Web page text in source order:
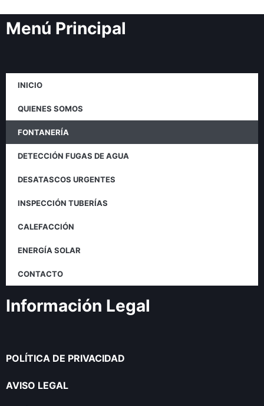
Menú Principal
INICIO
QUIENES SOMOS
FONTANERÍA
DETECCIÓN FUGAS DE AGUA
DESATASCOS URGENTES
INSPECCIÓN TUBERÍAS
CALEFACCIÓN
ENERGÍA SOLAR
CONTACTO
Información Legal
POLÍTICA DE PRIVACIDAD
AVISO LEGAL